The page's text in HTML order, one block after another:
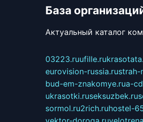
База
Актуальный каталог
03223.ruufille.ru
eurovision-russia.rustrah-
bud-em-znakomye.rua-
ukrasotki.ruseksuzbek.ru
sormol.ru2rich.ruhostel-